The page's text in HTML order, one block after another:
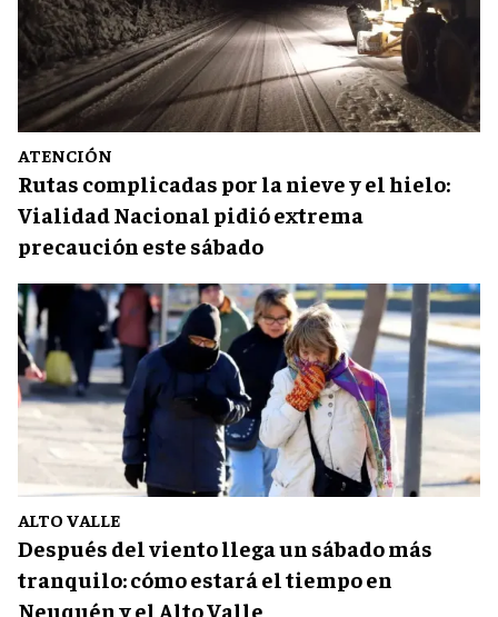
ATENCIÓN
Rutas complicadas por la nieve y el hielo:
Vialidad Nacional pidió extrema
precaución este sábado
ALTO VALLE
Después del viento llega un sábado más
tranquilo: cómo estará el tiempo en
Neuquén y el Alto Valle